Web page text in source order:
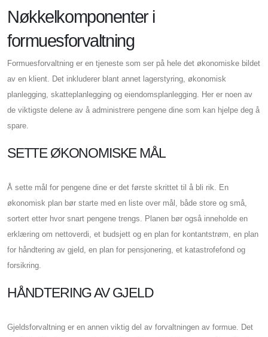
Nøkkelkomponenter i
formuesforvaltning
Formuesforvaltning er en tjeneste som ser på hele det økonomiske bildet
av en klient. Det inkluderer blant annet lagerstyring, økonomisk
planlegging, skatteplanlegging og eiendomsplanlegging. Her er noen av
de viktigste delene av å administrere pengene dine som kan hjelpe deg å
spare.
SETTE ØKONOMISKE MÅL
Å sette mål for pengene dine er det første skrittet til å bli rik. En
økonomisk plan bør starte med en liste over mål, både store og små,
sortert etter hvor snart pengene trengs. Planen bør også inneholde en
erklæring om nettoverdi, et budsjett og en plan for kontantstrøm, en plan
for håndtering av gjeld, en plan for pensjonering, et katastrofefond og
forsikring.
HÅNDTERING AV GJELD
Gjeldsforvaltning er en annen viktig del av forvaltningen av formue. Det